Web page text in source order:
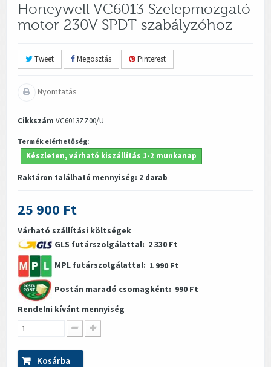
Honeywell VC6013 Szelepmozgató
motor 230V SPDT szabályzóhoz
Tweet Megosztás Pinterest
Nyomtatás
Cikkszám VC6013ZZ00/U
Termék elérhetőség:
Készleten, várható kiszállítás 1-2 munkanap
Raktáron található mennyiség: 2 darab
25 900 Ft
Várható szállítási költségek
GLS futárszolgálattal: 2 330 Ft
MPL futárszolgálattal: 1 990 Ft
Postán maradó csomagként: 990 Ft
Rendelni kívánt mennyiség
Kosárba